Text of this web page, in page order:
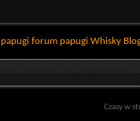
papugi forum papugi Whisky
Czasy w